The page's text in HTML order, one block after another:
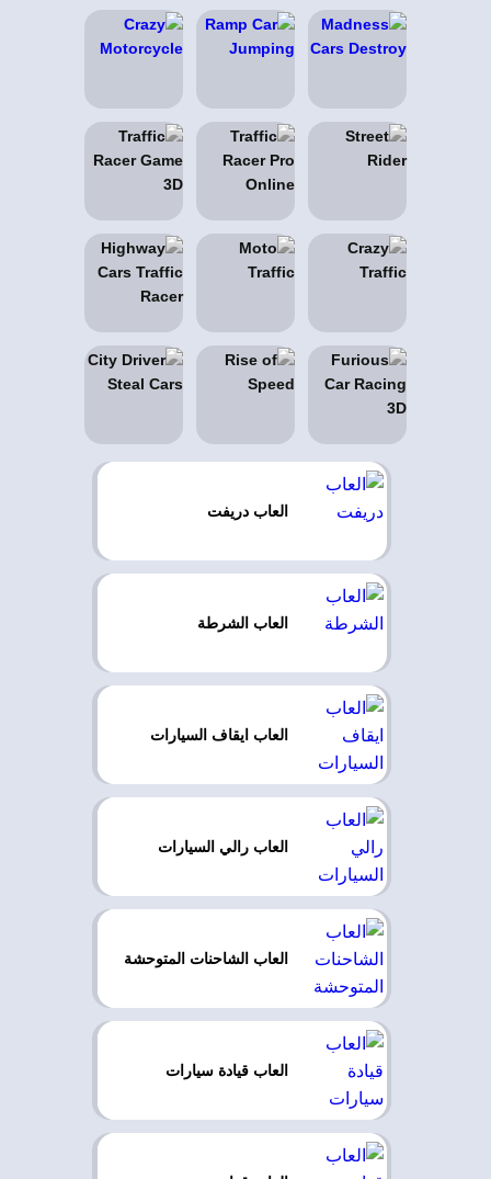
العاب دريفت
العاب الشرطة
العاب ايقاف السيارات
العاب رالي السيارات
العاب الشاحنات المتوحشة
العاب قيادة سيارات